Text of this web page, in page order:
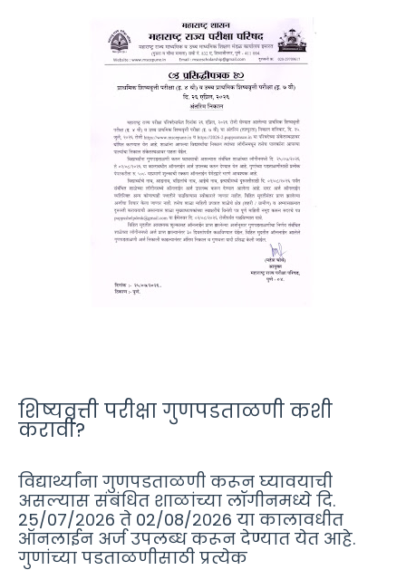
शिष्यवृत्ती परीक्षा गुणपडताळणी कशी
करावी?
विद्यार्थ्यांना गुणपडताळणी करून घ्यावयाची
असल्यास संबंधित शाळांच्या लॉगीनमध्ये दि.
25/07/२०२6 ते 02/08/२०२6 या कालावधीत
ऑनलाईन अर्ज उपलब्ध करून देण्यात येत आहे.
गुणांच्या पडताळणीसाठी प्रत्येक